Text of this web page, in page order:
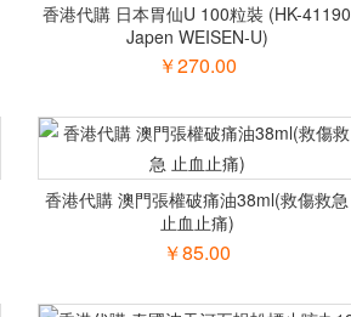
香港代購 日本胃仙U 100粒裝 (HK-41190
Japen WEISEN-U)
￥270.00
香港代購 澳門張權破痛油38ml(救傷救急
止血止痛)
￥85.00